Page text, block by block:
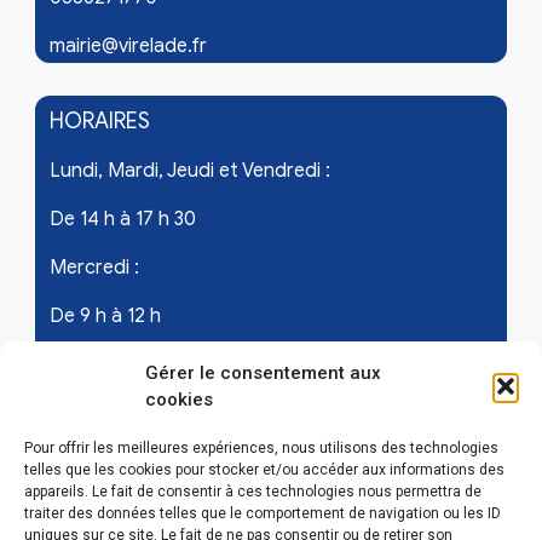
Gérer le consentement aux
cookies
Pour offrir les meilleures expériences, nous utilisons des technologies
telles que les cookies pour stocker et/ou accéder aux informations des
appareils. Le fait de consentir à ces technologies nous permettra de
traiter des données telles que le comportement de navigation ou les ID
uniques sur ce site. Le fait de ne pas consentir ou de retirer son
mairie@virelade.fr
HORAIRES
Lundi, Mardi, Jeudi et Vendredi :
De 14 h à 17 h 30
Mercredi :
De 9 h à 12 h
Samedi - les 1er et 3ème de chaque mois :
De 9 h à 12 h
LIENS UTILES